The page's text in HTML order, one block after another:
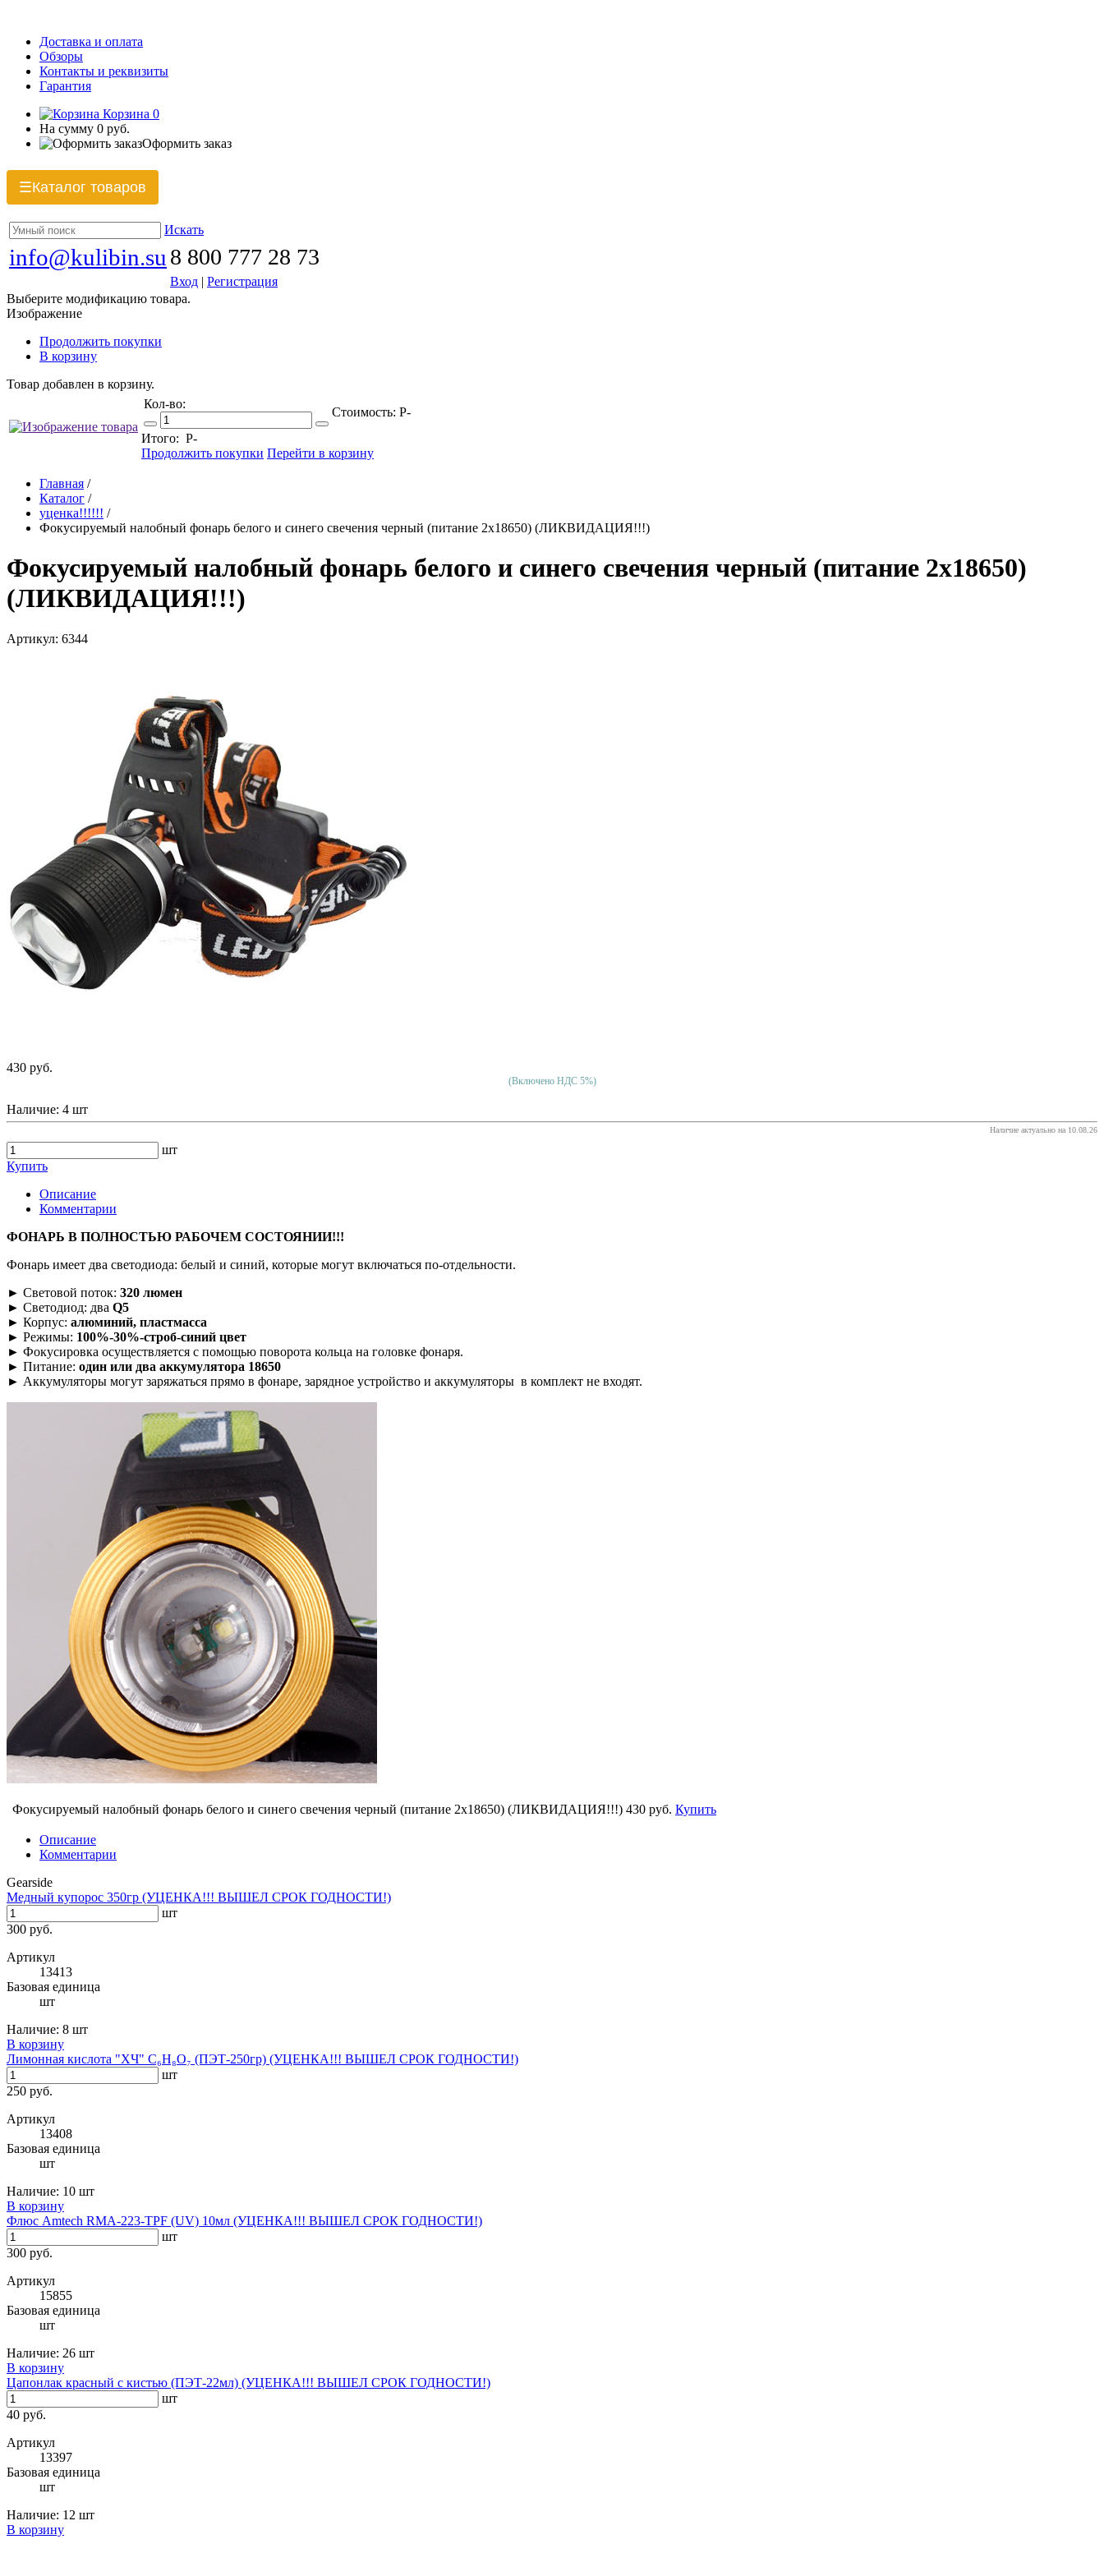
Доставка и оплата
Обзоры
Контакты и реквизиты
Гарантия
Корзина 0
На сумму 0 руб.
Оформить заказ
☰Каталог товаров
Искать
info@kulibin.su 8 800 777 28 73
Вход | Регистрация
Выберите модификацию товара.
Изображение
Продолжить покупки
В корзину
Товар добавлен в корзину.
Кол-во:
Стоимость: Р-
Итого: Р-
Продолжить покупки Перейти в корзину
Главная /
Каталог /
уценка!!!!!! /
Фокусируемый налобный фонарь белого и синего свечения черный (питание 2х18650) (ЛИКВИДАЦИЯ!!!)
Фокусируемый налобный фонарь белого и синего свечения черный (питание 2х18650)
(ЛИКВИДАЦИЯ!!!)
Артикул: 6344
430 руб.
(Включено НДС 5%)
Наличие: 4 шт
Наличие актуально на 10.08.26
шт
Купить
Описание
Комментарии
ФОНАРЬ В ПОЛНОСТЬЮ РАБОЧЕМ СОСТОЯНИИ!!!
Фонарь имеет два светодиода: белый и синий, которые могут включаться по-отдельности.
► Световой поток: 320 люмен
► Светодиод: два Q5
► Корпус: алюминий, пластмасса
► Режимы: 100%-30%-строб-синий цвет
► Фокусировка осуществляется с помощью поворота кольца на головке фонаря.
► Питание: один или два аккумулятора 18650
► Аккумуляторы могут заряжаться прямо в фонаре, зарядное устройство и аккумуляторы в комплект не входят.
Фокусируемый налобный фонарь белого и синего свечения черный (питание 2х18650) (ЛИКВИДАЦИЯ!!!) 430 руб. Купить
Описание
Комментарии
Gearside
Медный купорос 350гр (УЦЕНКА!!! ВЫШЕЛ СРОК ГОДНОСТИ!)
шт
300 руб.
Артикул
13413
Базовая единица
шт
Наличие: 8 шт
В корзину
Лимонная кислота "ХЧ" C₆H₈O₇ (ПЭТ-250гр) (УЦЕНКА!!! ВЫШЕЛ СРОК ГОДНОСТИ!)
шт
250 руб.
Артикул
13408
Базовая единица
шт
Наличие: 10 шт
В корзину
Флюс Amtech RMA-223-TPF (UV) 10мл (УЦЕНКА!!! ВЫШЕЛ СРОК ГОДНОСТИ!)
шт
300 руб.
Артикул
15855
Базовая единица
шт
Наличие: 26 шт
В корзину
Цапонлак красный с кистью (ПЭТ-22мл) (УЦЕНКА!!! ВЫШЕЛ СРОК ГОДНОСТИ!)
шт
40 руб.
Артикул
13397
Базовая единица
шт
Наличие: 12 шт
В корзину